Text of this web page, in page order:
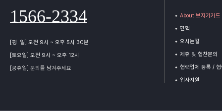
1566-2334
[평 일] 오전 9시 ~ 오후 5시 30분
[토요일] 오전 9시 ~ 오후 12시
[공휴일] 문의를 남겨주세요
About 보자기카드
연혁
오시는길
제휴 및 협찬문의
협력업체 등록 /
입사지원